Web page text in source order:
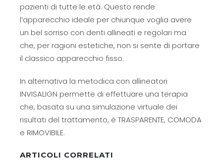
pazienti di tutte le età. Questo rende
l’apparecchio ideale per chiunque voglia avere
un bel sorriso con denti allineati e regolari ma
che, per ragioni estetiche, non si sente di portare
il classico apparecchio fisso.
In alternativa la metodica con allineatori
INVISALIGN permette di effettuare una terapia
che, basata su una simulazione virtuale dei
risultati del trattamento, è TRASPARENTE, COMODA
e RIMOVIBILE.
ARTICOLI CORRELATI